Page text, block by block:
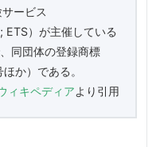
ービス
ETS）が主催している
同団体の登録商標
か）である。
ィキペディアより引用